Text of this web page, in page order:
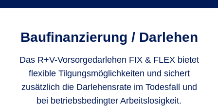
Baufinanzie­rung / Darlehen
Das R+V-Vorsorgedarlehen FIX & FLEX bietet
flexible Tilgungsmöglichkeiten und sichert
zusätzlich die Darlehensrate im Todesfall und
bei betriebsbedingter Arbeitslosigkeit.